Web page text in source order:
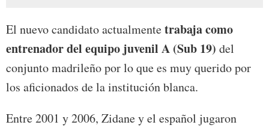
El nuevo candidato actualmentetrabaja como
entrenador del equipo juvenil A (Sub 19) del
conjunto madrileño por lo que es muy querido por
los aficionados de la institución blanca.
Entre 2001 y 2006, Zidane y el español jugaron